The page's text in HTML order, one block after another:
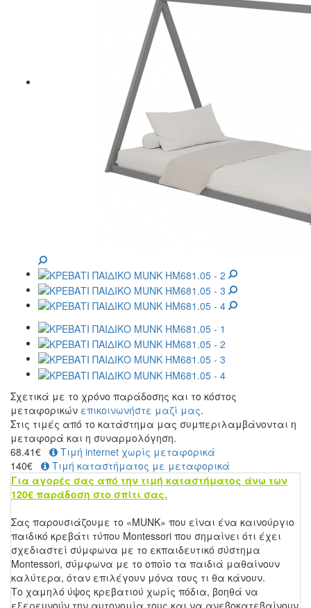
Σχετικά με το χρόνο παράδοσης και το κόστος
μεταφορικών επικοινωνήστε μαζί μας.
Στις τιμές από το κατάστημα μας συμπεριλαμβάνονται η
μεταφορά και η συναρμολόγηση.
68.41€
Τιμή internet χωρίς μεταφορικά
140€
Τιμή καταστήματος με μεταφορικά
Για αγορές σας από την τιμή καταστήματος άνω των
120€ παράδοση στο σπίτι σας.
Σας παρουσιάζουμε το «MUNK» που είναι ένα καινούργιο
παιδικό κρεβάτι τύπου Montessori που σημαίνει ότι έχει
σχεδιαστεί σύμφωνα με το εκπαιδευτικό σύστημα
Montessori, σύμφωνα με το οποίο τα παιδιά μαθαίνουν
καλύτερα, όταν επιλέγουν μόνα τους τι θα κάνουν.
Το χαμηλό ύψος κρεβατιού χωρίς πόδια, βοηθά να
εξερευνούν την αυτονομία τους και να ανεβοκατεβαίνουν